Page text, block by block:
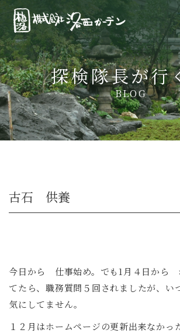
探検隊長が行
BLOG
古石 供養
今日から 仕事始め。でも1月４日から
てたら、職務質問５回されましたが、
気にしてません。
１２月はホームページの更新出来なか